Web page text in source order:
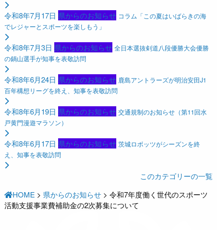
令和8年7月17日 県からのお知らせ コラム「この夏はいばらきの海
でレジャーとスポーツを楽しもう」
令和8年7月3日 県からのお知らせ 全日本選抜剣道八段優勝大会優勝
の鍋山選手が知事を表敬訪問
令和8年6月24日 県からのお知らせ 鹿島アントラーズが明治安田J1
百年構想リーグを終え、知事を表敬訪問
令和8年6月19日 県からのお知らせ 交通規制のお知らせ（第11回水
戸黄門漫遊マラソン）
令和8年6月17日 県からのお知らせ 茨城ロボッツがシーズンを終
え、知事を表敬訪問
このカテゴリーの一覧
HOME > 県からのお知らせ >令和7年度働く世代のスポーツ
活動支援事業費補助金の2次募集について